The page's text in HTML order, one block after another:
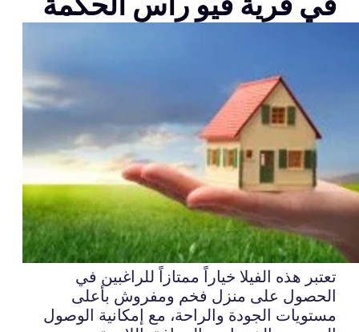
تعتبر هذه الفيلا خياراً ممتازاً للراغبين في
الحصول على منزل فخم ومفروش بأعلى
مستويات الجودة والراحة، مع إمكانية الوصول